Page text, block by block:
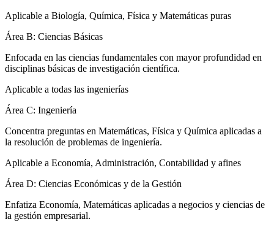
Aplicable a Biología, Química, Física y Matemáticas puras
Área B: Ciencias Básicas
Enfocada en las ciencias fundamentales con mayor profundidad en
disciplinas básicas de investigación científica.
Aplicable a todas las ingenierías
Área C: Ingeniería
Concentra preguntas en Matemáticas, Física y Química aplicadas a
la resolución de problemas de ingeniería.
Aplicable a Economía, Administración, Contabilidad y afines
Área D: Ciencias Económicas y de la Gestión
Enfatiza Economía, Matemáticas aplicadas a negocios y ciencias de
la gestión empresarial.